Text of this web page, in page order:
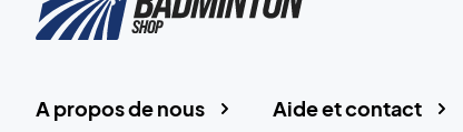
Aide et contact
A propos de nous